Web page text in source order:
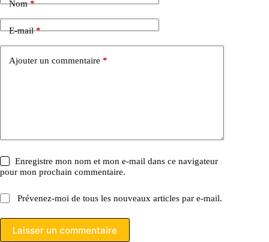
Nom*
E-mail*
Ajouter un commentaire *
Enregistre mon nom et mon e-mail dans ce navigateur
pour mon prochain commentaire.
Prévenez-moi de tous les nouveaux articles par e-mail.
Laisser un commentaire